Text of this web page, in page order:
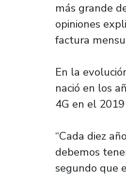
más grande
opiniones
factura
En la
nació en los
4G en el
“Cada diez
debemos
segundo que